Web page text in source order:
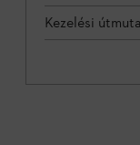
Kezelési